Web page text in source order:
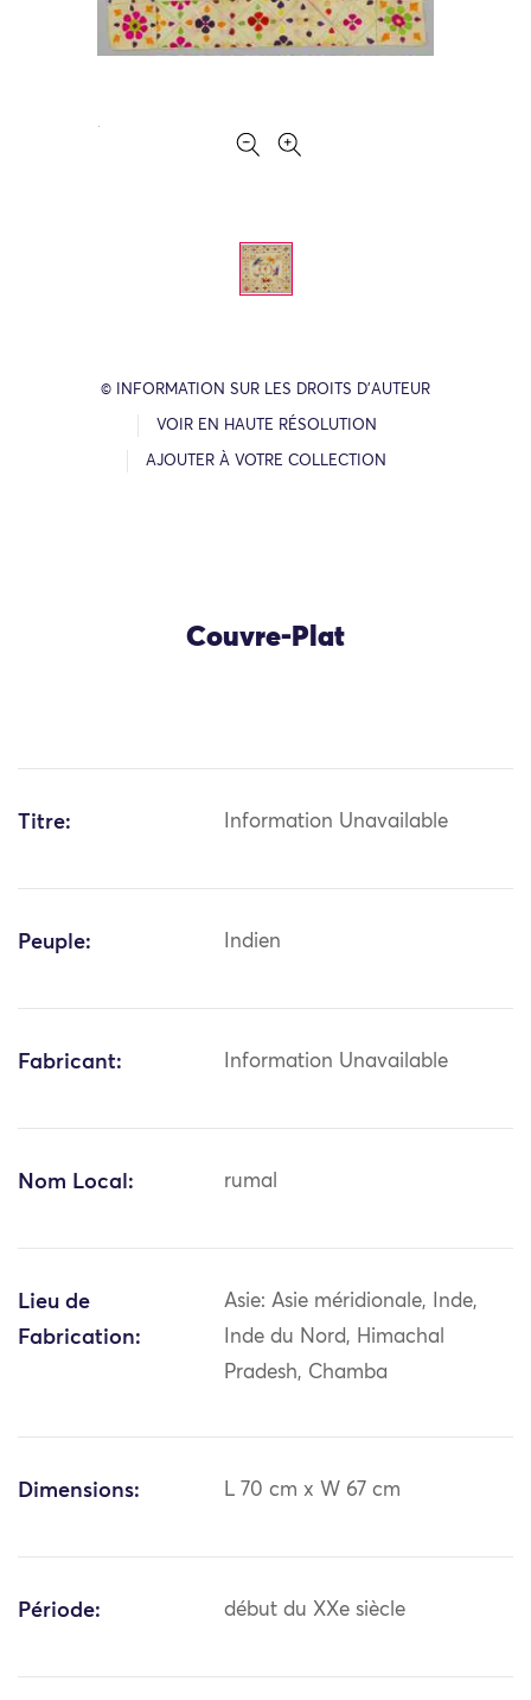
© INFORMATION SUR LES DROITS D’AUTEUR
VOIR EN HAUTE RÉSOLUTION
AJOUTER À VOTRE COLLECTION
Couvre-Plat
Titre: Information Unavailable
Peuple: Indien
Fabricant: Information Unavailable
Nom Local: rumal
Lieu de
Fabrication:
Asie: Asie méridionale, Inde,
Inde du Nord, Himachal
Pradesh, Chamba
Dimensions: L 70 cm x W 67 cm
Période: début du XXe siècle